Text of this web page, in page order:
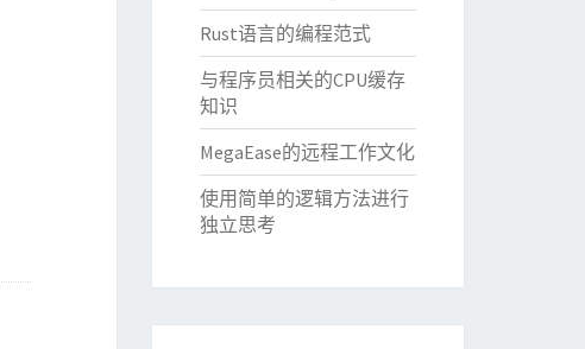
Rust语言的编程范式
与程序员相关的CPU缓存
知识
MegaEase的远程工作文化
使用简单的逻辑方法进行
独立思考